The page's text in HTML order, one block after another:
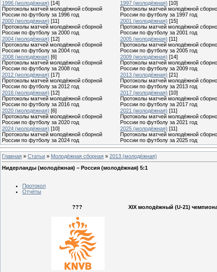
1996 (молодёжная) [14]
Протоколы матчей молодёжной сборной
России по футболу за 1996 год
1997 (молодёжная) [10]
Протоколы матчей молодёжной
России по футболу за 1997 год
2000 (молодёжная) [11]
Протоколы матчей молодёжной сборной
России по футболу за 2000 год
2001 (молодёжная) [15]
Протоколы матчей молодёжной
России по футболу за 2001 год
2004 (молодёжная) [12]
Протоколы матчей молодёжной сборной
России по футболу за 2004 год
2005 (молодёжная) [11]
Протоколы матчей молодёжной
России по футболу за 2005 год
2008 (молодёжная) [6]
Протоколы матчей молодёжной сборной
России по футболу за 2008 год
2009 (молодёжная) [14]
Протоколы матчей молодёжной
России по футболу за 2009 год
2012 (молодёжная) [17]
Протоколы матчей молодёжной сборной
России по футболу за 2012 год
2013 (молодёжная) [21]
Протоколы матчей молодёжной
России по футболу за 2013 год
2016 (молодёжная) [12]
Протоколы матчей молодёжной сборной
России по футболу за 2016 год
2017 (молодёжная) [10]
Протоколы матчей молодёжной
России по футболу за 2017 год
2020 (молодёжная) [6]
Протоколы матчей молодёжной сборной
России по футболу за 2020 год
2021 (молодёжная) [11]
Протоколы матчей молодёжной
России по футболу за 2021 год
2024 (молодёжная) [10]
Протоколы матчей молодёжной сборной
России по футболу за 2024 год
2025 (молодёжная) [11]
Протоколы матчей молодёжной
России по футболу за 2025 год
Главная » Статьи » Молодёжная сборная » 2013 (молодёжная)
Нидерланды (молодёжная) – Россия (молодёжная) 5:1
Протокол
Отчёты
??? XIX молодёжный (U-21)